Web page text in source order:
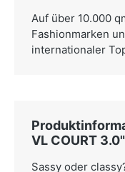
Auf über 10.000
Fashionmarken
internationaler
VL COURT 3.0"
Sassy oder